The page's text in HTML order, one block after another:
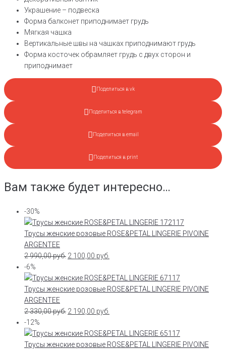
Украшение – подвеска
Форма балконет приподнимает грудь
Мягкая чашка
Вертикальные швы на чашках приподнимают грудь
Форма косточек обрамляет грудь с двух сторон и
приподнимает
Поделиться в vk
Поделиться в telegram
Поделиться в email
Поделиться в print
Вам также будет интересно…
-30%
Трусы женские розовые ROSE&PETAL LINGERIE PIVOINE
ARGENTEE
2 990,00руб. 2 100,00 руб.
-6%
Трусы женские розовые ROSE&PETAL LINGERIE PIVOINE
ARGENTEE
2 330,00руб. 2 190,00 руб.
-12%
Трусы женские розовые ROSE&PETAL LINGERIE PIVOINE